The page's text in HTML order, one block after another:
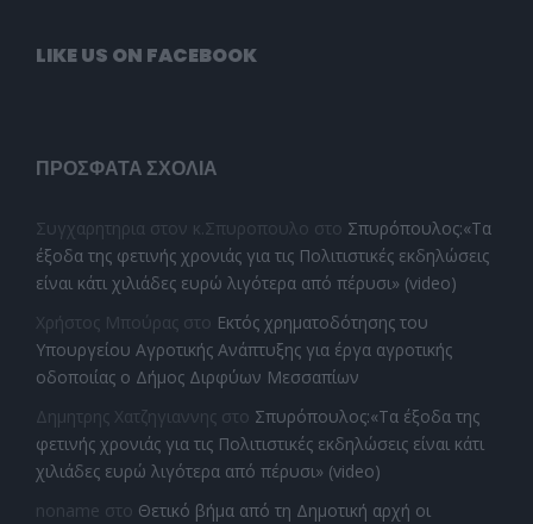
LIKE US ON FACEBOOK
ΠΡΌΣΦΑΤΑ ΣΧΌΛΙΑ
Συγχαρητηρια στον κ.Σπυροπουλο στο Σπυρόπουλος:«Τα
έξοδα της φετινής χρονιάς για τις Πολιτιστικές εκδηλώσεις
είναι κάτι χιλιάδες ευρώ λιγότερα από πέρυσι» (video)
Χρήστος Μπούρας στο Εκτός χρηματοδότησης του
Υπουργείου Αγροτικής Ανάπτυξης για έργα αγροτικής
οδοποιίας ο Δήμος Διρφύων Μεσσαπίων
Δημητρης Χατζηγιαννης στο Σπυρόπουλος:«Τα έξοδα της
φετινής χρονιάς για τις Πολιτιστικές εκδηλώσεις είναι κάτι
χιλιάδες ευρώ λιγότερα από πέρυσι» (video)
noname στο Θετικό βήμα από τη Δημοτική αρχή οι